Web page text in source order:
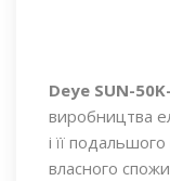
Deye SUN-
виробництва
і її
власного